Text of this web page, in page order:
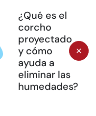
¿Qué es el
corcho
proyectado
y cómo
ayuda a
eliminar las
humedades?